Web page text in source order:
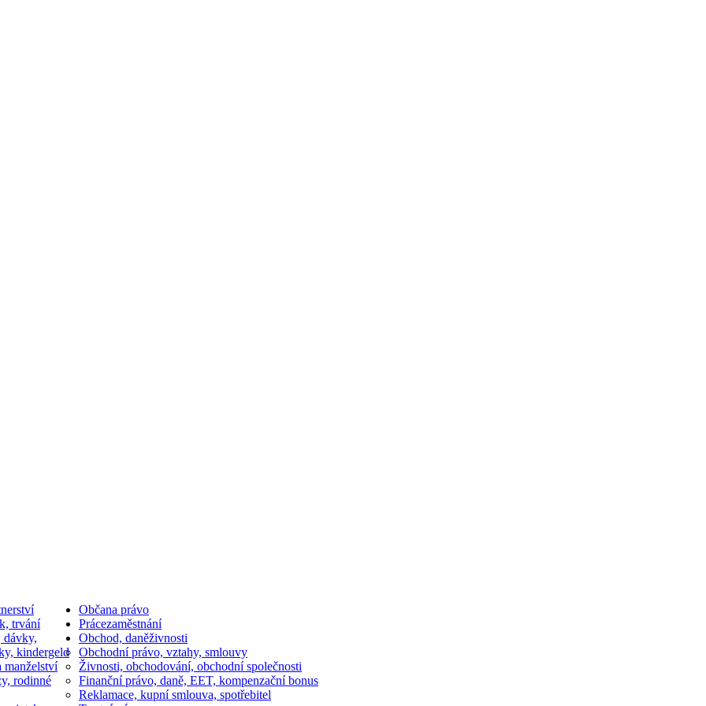
trvání
dávky,
kindergeld
manželství
rodinné
Občana právo
Prácezaměstnání
Obchod, daněživnosti
Obchodní právo, vztahy, smlouvy
Živnosti, obchodování, obchodní společnosti
Finanční právo, daně, EET, kompenzační bonus
Reklamace, kupní smlouva, spotřebitel